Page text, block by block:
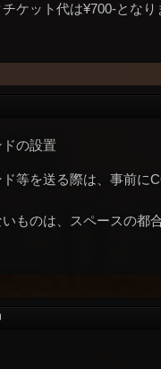
ケット代は¥700-となり
ドの設置
等を送る際は、事前に
ものは、スペースの都